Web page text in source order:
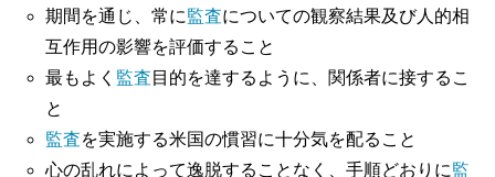
期間を通じ、常に監査についての観察結果及び人的相
互作用の影響を評価すること
最もよく 監査 目的を達するように、関係者に接するこ
と
監査を実施する米国の慣習に十分気を配ること
心の乱れによって逸脱することなく、手順どおりに監